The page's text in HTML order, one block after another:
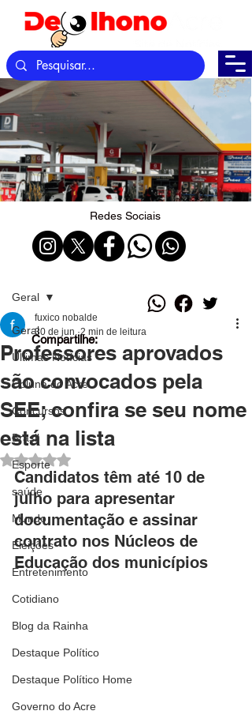
Redes Sociais
Geral
Últimas Notícias
Coluna do Acre
Concursos
Brasil
Esporte
saúde
Mundo
Eleições
Entretenimento
Cotidiano
Blog da Rainha
Destaque Político
Destaque Político Home
Governo do Acre
Geral
Professores aprovados
são convocados pela
SEE; confira se seu nome
está na lista
fuxico nobalde
30 de jun. 2 min de leitura
Avaliado com NaN de 5 estrelas.
Candidatos têm até 10 de
julho para apresentar
documentação e assinar
contrato nos Núcleos de
Educação dos municípios
Compartilhe: